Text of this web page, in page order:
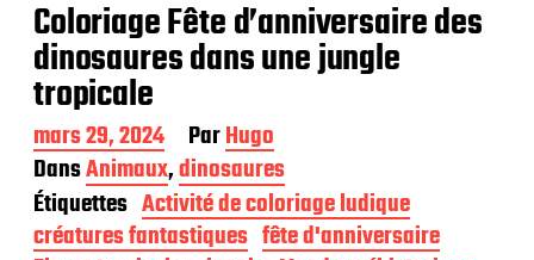
Coloriage Fête d’anniversaire des
dinosaures dans une jungle
tropicale
D
a
t
e
d
mars 29, 2024 ParHugo
DansAnimaux,dinosaures
Étiquettes Activité de coloriage ludique
créatures fantastiques fête d'anniversaire